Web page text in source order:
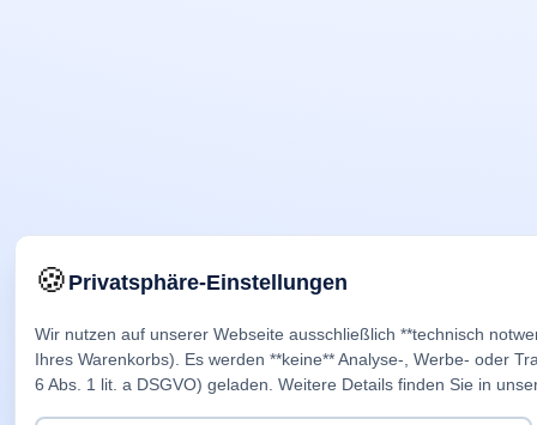
🍪Privatsphäre-Einstellungen
Wir nutzen auf unserer Webseite ausschließlich **technisch
Ihres Warenkorbs). Es werden **keine** Analyse-, Werbe- oder
6 Abs. 1 lit. a DSGVO) geladen. Weitere Details finden Sie in